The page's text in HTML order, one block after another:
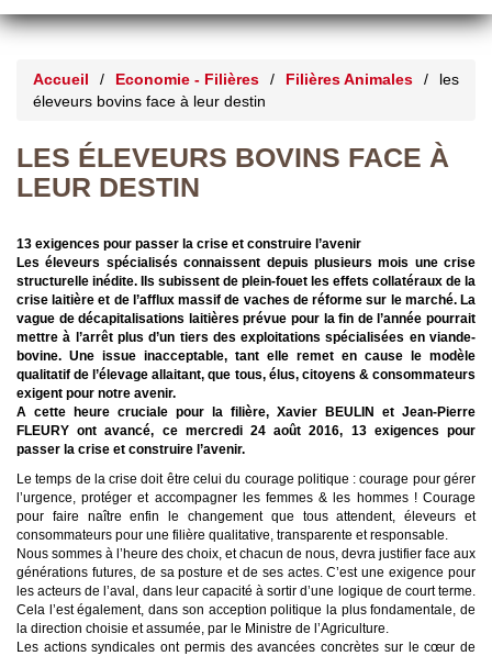
Accueil / Economie - Filières / Filières Animales /
les
éleveurs bovins face à leur destin
LES ÉLEVEURS BOVINS FACE À
LEUR DESTIN
13 exigences pour passer la crise et construire l’avenir
Les éleveurs spécialisés connaissent depuis plusieurs mois une crise
structurelle inédite. Ils subissent de plein-fouet les effets collatéraux de la
crise laitière et de l’afflux massif de vaches de réforme sur le marché. La
vague de décapitalisations laitières prévue pour la fin de l’année pourrait
mettre à l’arrêt plus d’un tiers des exploitations spécialisées en viande-
bovine. Une issue inacceptable, tant elle remet en cause le modèle
qualitatif de l’élevage allaitant, que tous, élus, citoyens & consommateurs
exigent pour notre avenir.
A cette heure cruciale pour la filière, Xavier BEULIN et Jean-Pierre
FLEURY ont avancé, ce mercredi 24 août 2016, 13 exigences pour
passer la crise et construire l’avenir.
Le temps de la crise doit être celui du courage politique : courage pour gérer
l’urgence, protéger et accompagner les femmes & les hommes ! Courage
pour faire naître enfin le changement que tous attendent, éleveurs et
consommateurs pour une filière qualitative, transparente et responsable.
Nous sommes à l’heure des choix, et chacun de nous, devra justifier face aux
générations futures, de sa posture et de ses actes. C’est une exigence pour
les acteurs de l’aval, dans leur capacité à sortir d’une logique de court terme.
Cela l’est également, dans son acception politique la plus fondamentale, de
la direction choisie et assumée, par le Ministre de l’Agriculture.
Les actions syndicales ont permis des avancées concrètes sur le cœur de